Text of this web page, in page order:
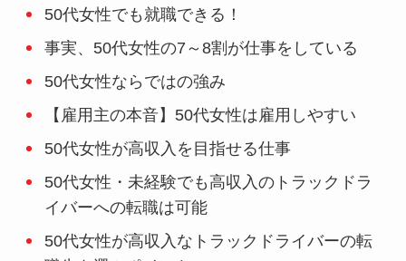
50代女性でも就職できる！
事実、50代女性の7～8割が仕事をしている
50代女性ならではの強み
【雇用主の本音】50代女性は雇用しやすい
50代女性が高収入を目指せる仕事
50代女性・未経験でも高収入のトラックドラ
イバーへの転職は可能
50代女性が高収入なトラックドライバーの転